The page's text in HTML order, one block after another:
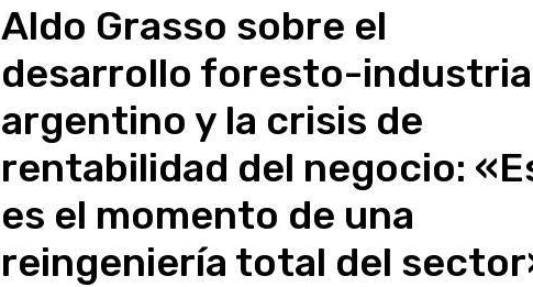
Aldo Grasso sobre el
desarrollo foresto-
argentino y la crisis de
rentabilidad del negocio:
es el momento de una
reingeniería total del